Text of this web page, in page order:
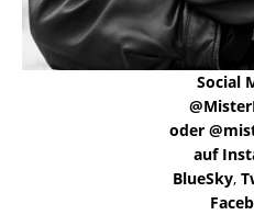
Social
oder
auf
BlueSky,